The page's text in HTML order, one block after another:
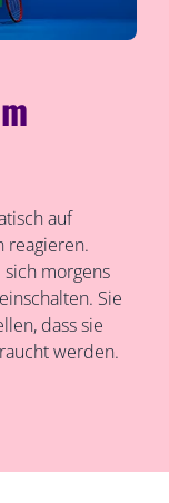
auf
reagieren.
sich morgens
Sie
dass sie
werden.